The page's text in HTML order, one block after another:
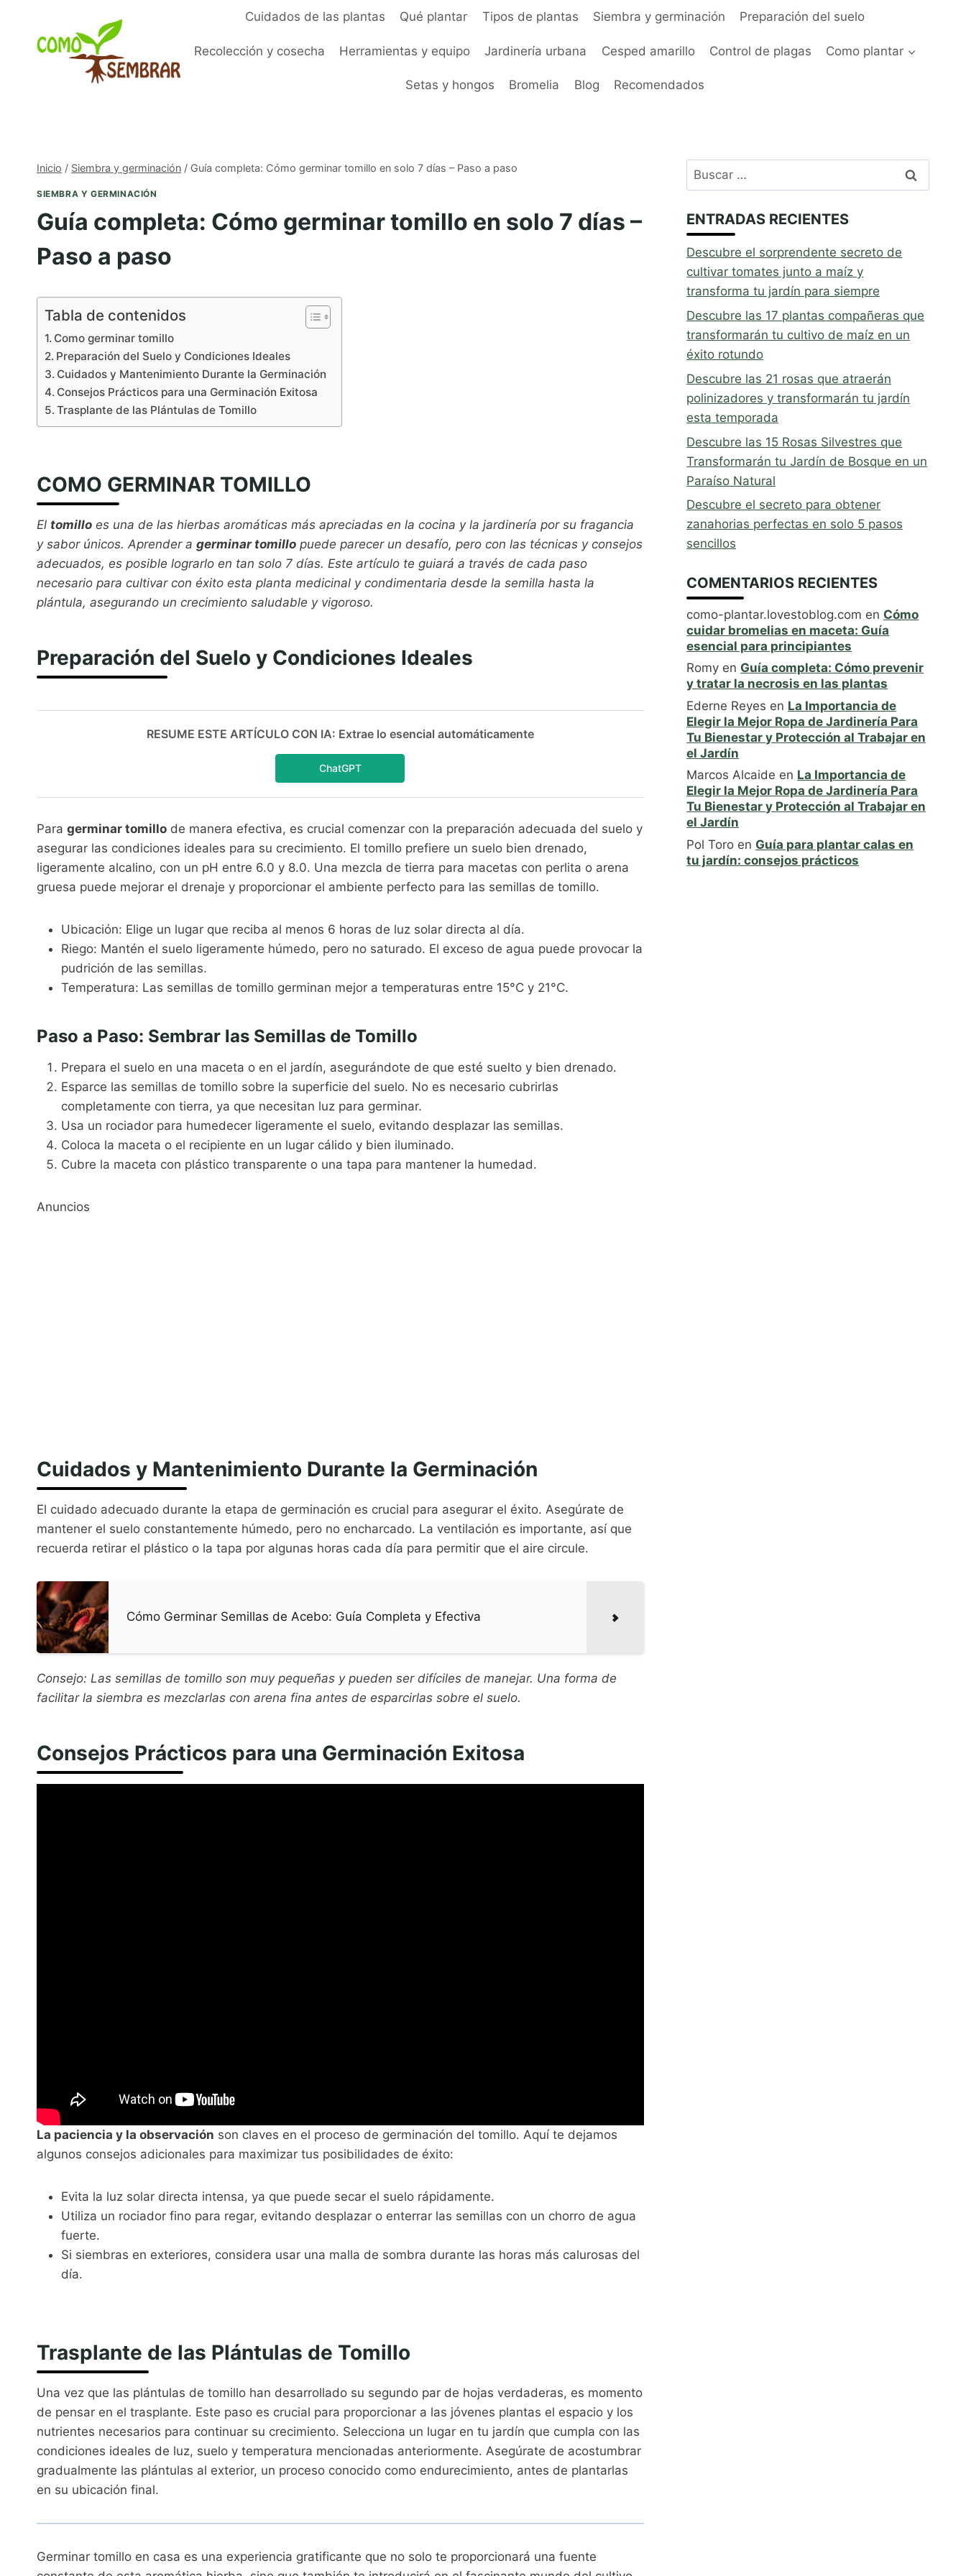
contenido
Cuidados de las plantas Qué plantar Tipos de plantas Siembra y germinación Preparación del suelo
Recolección y cosecha Herramientas y equipo Jardinería urbana Cesped amarillo Control de plagas Como plantar
Setas y hongos Bromelia Blog Recomendados
Inicio / Siembra y germinación / Guía completa: Cómo germinar tomillo en solo 7 días – Paso a paso
SIEMBRA Y GERMINACIÓN
Guía completa: Cómo germinar tomillo en solo 7 días –
Paso a paso
Tabla de contenidos
Como germinar tomillo
Preparación del Suelo y Condiciones Ideales
Cuidados y Mantenimiento Durante la Germinación
Consejos Prácticos para una Germinación Exitosa
Trasplante de las Plántulas de Tomillo
COMO GERMINAR TOMILLO
El tomillo es una de las hierbas aromáticas más apreciadas en la cocina y la jardinería por su fragancia
y sabor únicos. Aprender a germinar tomillo puede parecer un desafío, pero con las técnicas y consejos
adecuados, es posible lograrlo en tan solo 7 días. Este artículo te guiará a través de cada paso
necesario para cultivar con éxito esta planta medicinal y condimentaria desde la semilla hasta la
plántula, asegurando un crecimiento saludable y vigoroso.
Preparación del Suelo y Condiciones Ideales
RESUME ESTE ARTÍCULO CON IA: Extrae lo esencial automáticamente
ChatGPT
Para germinar tomillo de manera efectiva, es crucial comenzar con la preparación adecuada del suelo y
asegurar las condiciones ideales para su crecimiento. El tomillo prefiere un suelo bien drenado,
ligeramente alcalino, con un pH entre 6.0 y 8.0. Una mezcla de tierra para macetas con perlita o arena
gruesa puede mejorar el drenaje y proporcionar el ambiente perfecto para las semillas de tomillo.
Ubicación: Elige un lugar que reciba al menos 6 horas de luz solar directa al día.
Riego: Mantén el suelo ligeramente húmedo, pero no saturado. El exceso de agua puede provocar la
pudrición de las semillas.
Temperatura: Las semillas de tomillo germinan mejor a temperaturas entre 15°C y 21°C.
Paso a Paso: Sembrar las Semillas de Tomillo
Prepara el suelo en una maceta o en el jardín, asegurándote de que esté suelto y bien drenado.
Esparce las semillas de tomillo sobre la superficie del suelo. No es necesario cubrirlas
completamente con tierra, ya que necesitan luz para germinar.
Usa un rociador para humedecer ligeramente el suelo, evitando desplazar las semillas.
Coloca la maceta o el recipiente en un lugar cálido y bien iluminado.
Cubre la maceta con plástico transparente o una tapa para mantener la humedad.
Anuncios
Cuidados y Mantenimiento Durante la Germinación
El cuidado adecuado durante la etapa de germinación es crucial para asegurar el éxito. Asegúrate de
mantener el suelo constantemente húmedo, pero no encharcado. La ventilación es importante, así que
recuerda retirar el plástico o la tapa por algunas horas cada día para permitir que el aire circule.
Cómo Germinar Semillas de Acebo: Guía Completa y Efectiva
Consejo: Las semillas de tomillo son muy pequeñas y pueden ser difíciles de manejar. Una forma de
facilitar la siembra es mezclarlas con arena fina antes de esparcirlas sobre el suelo.
Consejos Prácticos para una Germinación Exitosa
La paciencia y la observación son claves en el proceso de germinación del tomillo. Aquí te dejamos
algunos consejos adicionales para maximizar tus posibilidades de éxito:
Evita la luz solar directa intensa, ya que puede secar el suelo rápidamente.
Utiliza un rociador fino para regar, evitando desplazar o enterrar las semillas con un chorro de agua
fuerte.
Si siembras en exteriores, considera usar una malla de sombra durante las horas más calurosas del
día.
Trasplante de las Plántulas de Tomillo
Una vez que las plántulas de tomillo han desarrollado su segundo par de hojas verdaderas, es momento
de pensar en el trasplante. Este paso es crucial para proporcionar a las jóvenes plantas el espacio y los
nutrientes necesarios para continuar su crecimiento. Selecciona un lugar en tu jardín que cumpla con las
condiciones ideales de luz, suelo y temperatura mencionadas anteriormente. Asegúrate de acostumbrar
gradualmente las plántulas al exterior, un proceso conocido como endurecimiento, antes de plantarlas
en su ubicación final.
Germinar tomillo en casa es una experiencia gratificante que no solo te proporcionará una fuente
Buscar:
ENTRADAS RECIENTES
Descubre el sorprendente secreto de
cultivar tomates junto a maíz y
transforma tu jardín para siempre
Descubre las 17 plantas compañeras que
transformarán tu cultivo de maíz en un
éxito rotundo
Descubre las 21 rosas que atraerán
polinizadores y transformarán tu jardín
esta temporada
Descubre las 15 Rosas Silvestres que
Transformarán tu Jardín de Bosque en un
Paraíso Natural
Descubre el secreto para obtener
zanahorias perfectas en solo 5 pasos
sencillos
COMENTARIOS RECIENTES
como-plantar.lovestoblog.com en Cómo
cuidar bromelias en maceta: Guía
esencial para principiantes
Romy en Guía completa: Cómo prevenir
y tratar la necrosis en las plantas
Ederne Reyes en La Importancia de
Elegir la Mejor Ropa de Jardinería Para
Tu Bienestar y Protección al Trabajar en
el Jardín
Marcos Alcaide en La Importancia de
Elegir la Mejor Ropa de Jardinería Para
Tu Bienestar y Protección al Trabajar en
el Jardín
Pol Toro en Guía para plantar calas en
tu jardín: consejos prácticos